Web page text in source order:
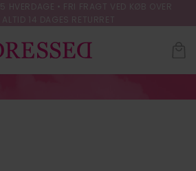
HVERDAGE • FRI FRAGT VED KØB OVER
14 DAGES RETURRET